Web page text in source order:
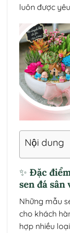
luôn được
Nội dung
✨ Đặc
sen đá sân
Những mẫu
cho khách
hợp nhiều